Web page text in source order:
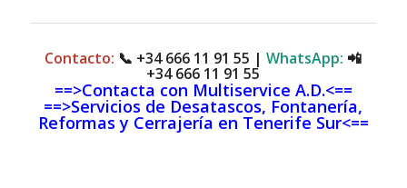
Contacto: 📞 +34 666 11 91 55 |WhatsApp: 📲
+34 666 11 91 55
==>Contacta con Multiservice A.D.<==
==>Servicios de Desatascos, Fontanería,
Reformas y Cerrajería en Tenerife Sur<==